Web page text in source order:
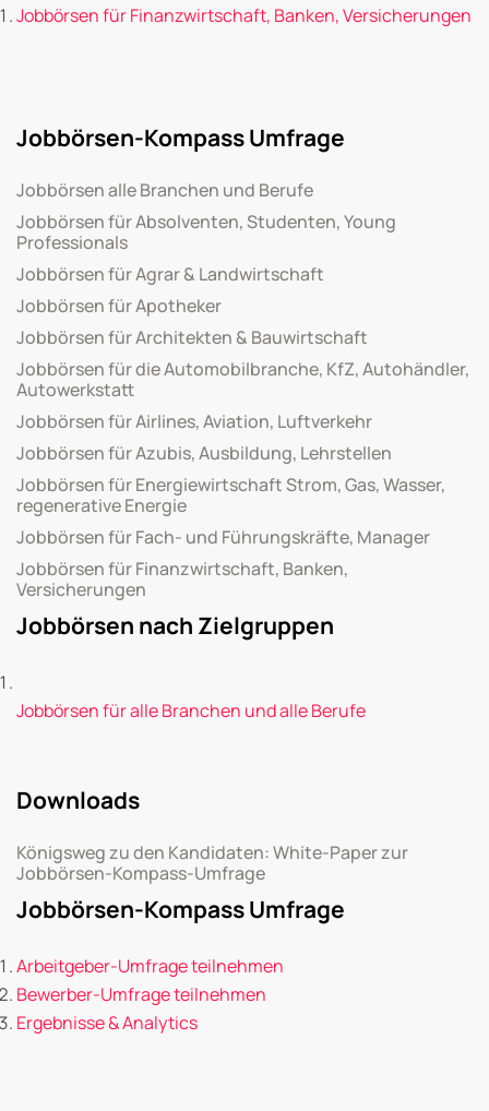
Jobbörsen für Finanzwirtschaft, Banken, Versicherungen
Jobbörsen-Kompass Umfrage
Jobbörsen alle Branchen und Berufe
Jobbörsen für Absolventen, Studenten, Young
Professionals
Jobbörsen für Agrar & Landwirtschaft
Jobbörsen für Apotheker
Jobbörsen für Architekten & Bauwirtschaft
Jobbörsen für die Automobilbranche, KfZ, Autohändler,
Autowerkstatt
Jobbörsen für Airlines, Aviation, Luftverkehr
Jobbörsen für Azubis, Ausbildung, Lehrstellen
Jobbörsen für Energiewirtschaft Strom, Gas, Wasser,
regenerative Energie
Jobbörsen für Fach- und Führungskräfte, Manager
Jobbörsen für Finanzwirtschaft, Banken,
Versicherungen
Jobbörsen nach Zielgruppen
Jobbörsen für alle Branchen und alle Berufe
Downloads
Königsweg zu den Kandidaten: White-Paper zur
Jobbörsen-Kompass-Umfrage
Jobbörsen-Kompass Umfrage
Arbeitgeber-Umfrage teilnehmen
Bewerber-Umfrage teilnehmen
Ergebnisse & Analytics